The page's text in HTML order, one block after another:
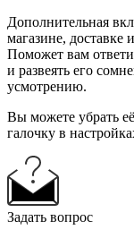
Дополнительная
магазине, доставке
Поможет вам
и развеять его
усмотрению.
Вы можете убрать
галочку в
Задать вопрос